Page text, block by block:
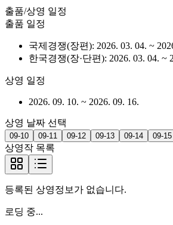
출품/상영 일정
출품 일정
국제경쟁(장편): 2026. 03. 04. ~
한국경쟁(장·단편): 2026. 03. 04. ~
상영 일정
2026. 09. 10. ~ 2026. 09. 16.
상영 날짜 선택
09-10 09-11 09-12 09-13 09-14 09-15
상영작 목록
등록된 상영정보가 없습니다.
로딩 중...